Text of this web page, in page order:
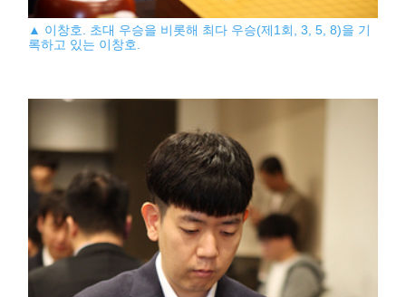
▲ 이창호. 초대 우승을 비롯해 최다 우승(제1회, 3, 5, 8)을 기
록하고 있는 이창호.